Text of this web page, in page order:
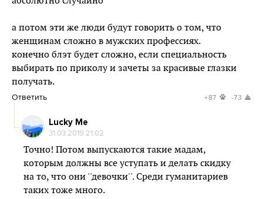
а потом эти же люди будут говорить о том, что
женщинам сложно в мужских профессиях.
конечно блэт будет сложно, если специальность
выбирать по приколу и зачеты за красивые глазки
получать.
Ответить +87 -73
Lucky Me
31.03.2019 21:02
Точно! Потом выпускаются такие мадам,
которым должны все уступать и делать скидку
на то, что они ''девочки''. Среди гуманитариев
таких тоже много.